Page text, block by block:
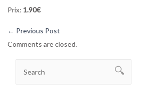
Prix: 1.90€
← Previous Post
Comments are closed.